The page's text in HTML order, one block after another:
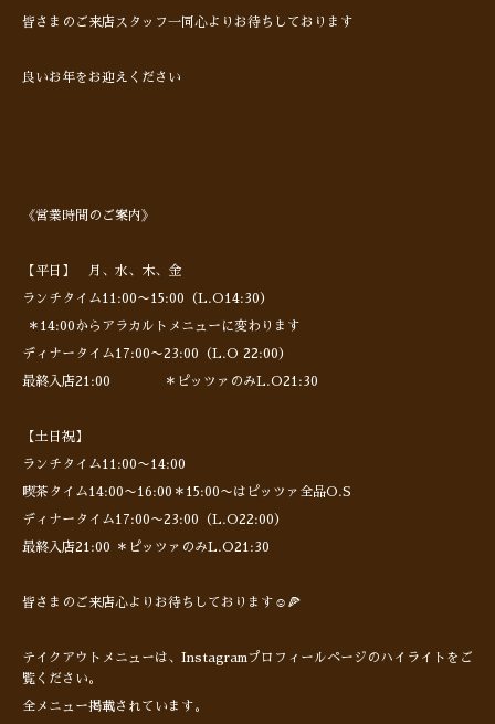
皆さまのご来店スタッフ一同心よりお待ちしております
良いお年をお迎えください
《営業時間のご案内》
【平日】 月、水、木、金
ランチタイム11:00〜15:00（L.O14:30）
＊14:00からアラカルトメニューに変わります
ディナータイム17:00〜23:00（L.O 22:00）
最終入店21:00 ＊ピッツァのみL.O21:30
【土日祝】
ランチタイム11:00〜14:00
喫茶タイム14:00〜16:00＊15:00〜はピッツァ全品O.S
ディナータイム17:00〜23:00（L.O22:00）
最終入店21:00 ＊ピッツァのみL.O21:30
皆さまのご来店心よりお待ちしております☺️🍕
テイクアウトメニューは、Instagramプロフィールページのハイライトをご
覧ください。
全メニュー掲載されています。